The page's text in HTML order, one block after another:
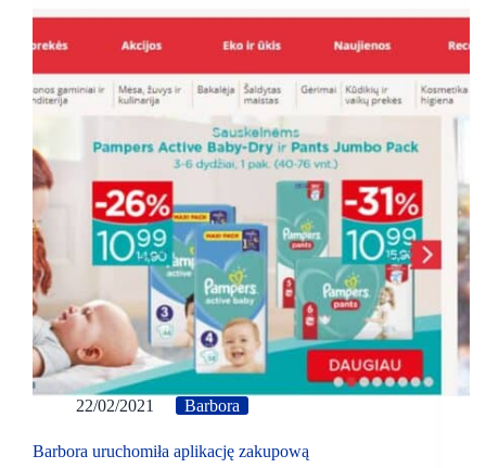
22/02/2021 Barbora
Barbora uruchomiła aplikację zakupową